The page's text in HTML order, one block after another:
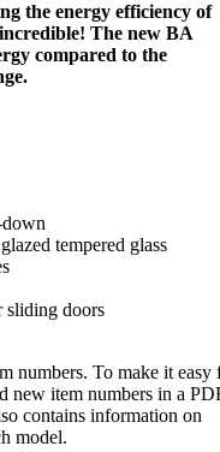
the energy efficiency of
The new BA
compared to the
tempered glass
sliding doors
numbers. To make it easy
new item numbers in a
contains information on
model.